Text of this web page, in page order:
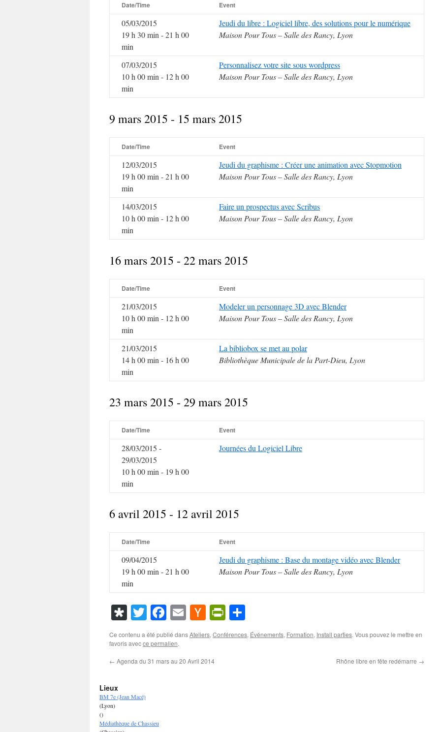
Date/Time Event
05/03/2015
19 h 30 min - 21 h 00
min
Jeudi du libre : Logiciel libre, des solutions pour le numérique
Maison Pour Tous – Salle des Rancy, Lyon
07/03/2015
10 h 00 min - 12 h 00
min
Personnalisez votre site sous wordpress
Maison Pour Tous – Salle des Rancy, Lyon
9 mars 2015 - 15 mars 2015
Date/Time Event
12/03/2015
19 h 00 min - 21 h 00
min
Jeudi du graphisme : Créer une animation avec Stopmotion
Maison Pour Tous – Salle des Rancy, Lyon
14/03/2015
10 h 00 min - 12 h 00
min
Faire un prospectus avec Scribus
Maison Pour Tous – Salle des Rancy, Lyon
16 mars 2015 - 22 mars 2015
Date/Time Event
21/03/2015
10 h 00 min - 12 h 00
min
Modeler un personnage 3D avec Blender
Maison Pour Tous – Salle des Rancy, Lyon
21/03/2015
14 h 00 min - 16 h 00
min
La bibliobox se met au polar
Bibliothèque Municipale de la Part-Dieu, Lyon
23 mars 2015 - 29 mars 2015
Date/Time Event
28/03/2015 -
29/03/2015
10 h 00 min - 19 h 00
min
Journées du Logiciel Libre
6 avril 2015 - 12 avril 2015
Date/Time Event
09/04/2015
19 h 00 min - 21 h 00
min
Jeudi du graphisme : Base du montage vidéo avec Blender
Maison Pour Tous – Salle des Rancy, Lyon
Diaspora
TwitterFacebook
EmailHacker
News
PrintFriendly
Ce contenu a été publié dansAteliers,Conférences, Événements, Formation, Install parties. Vous pouvez le mettre en
favoris avecce permalien.
← Agenda du 31 mars au 20 Avril 2014 Rhône libre en fête redémarre →
Lieux
BM 7e (Jean Macé)
(Lyon)
()
Médiathèque de Chassieu